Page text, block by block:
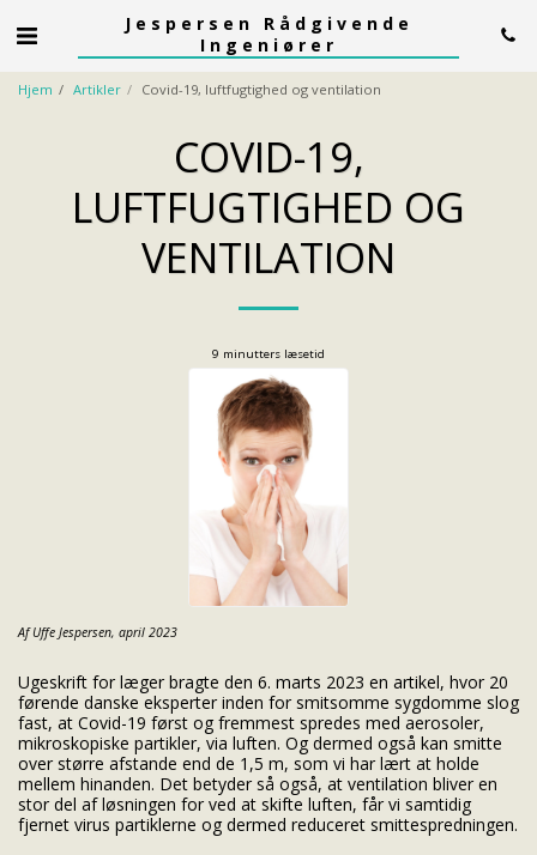
Jespersen Rådgivende
Ingeniører
Hjem Artikler Covid-19, luftfugtighed og ventilation
COVID-19,
LUFTFUGTIGHED OG
VENTILATION
9 minutters læsetid
Af Uffe Jespersen, april 2023
Ugeskrift for læger bragte den 6. marts 2023 en artikel, hvor 20
førende danske eksperter inden for smitsomme sygdomme slog
fast, at Covid-19 først og fremmest spredes med aerosoler,
mikroskopiske partikler, via luften. Og dermed også kan smitte
over større afstande end de 1,5 m, som vi har lært at holde
mellem hinanden. Det betyder så også, at ventilation bliver en
stor del af løsningen for ved at skifte luften, får vi samtidig
fjernet virus partiklerne og dermed reduceret smittespredningen.